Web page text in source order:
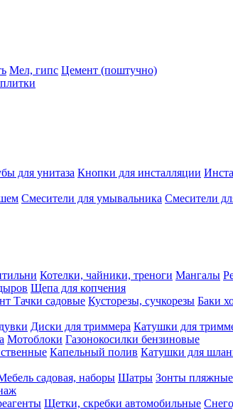
Мел, гипс Цемент (поштучно)
для унитаза Кнопки для инсталляции
Смесители для умывальника Смесители
Котелки, чайники, треноги Мангалы
Щепа для копчения
Тачки садовые Кусторезы, сучкорезы Баки
Диски для триммера Катушки для
Мотоблоки Газонокосилки бензиновые
Капельный полив Катушки для
садовая, наборы Шатры Зонты пляжные
Щетки, скребки автомобильные